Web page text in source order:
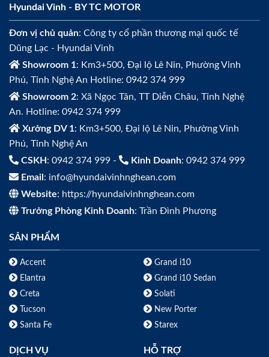
Hyundai Vinh - BY TC MOTOR
Đơn vị chủ quản: Công ty cổ phần thương mại quốc tế
Dũng Lạc - Hyundai Vinh
Showroom 1: Km3+500, Đại lộ Lê Nin, Phường Vinh
Phú, Tỉnh Nghệ An Hotline: 0942 374 999
Showroom 2: Xã Ngọc Tân, TT Diễn Châu, Tỉnh Nghệ
An. Hotline: 0942 374 999
Xưởng DV 1: Km3+500, Đại lộ Lê Nin, Phường Vinh
Phú, Tỉnh Nghệ An
CSKH : 0942 374 999 - Kinh Doanh: 0942 374 999
Email : info@hyundaivinhnghean.com
Website: https://hyundaivinhnghean.com
Trưởng Phòng Kinh Doanh: Trần Đình Phương
SẢN PHẨM
Accent
Elantra
Creta
Tucson
Santa Fe
Grand i10
Grand i10 Sedan
Solati
New Porter
Starex
DỊCH VỤ HỖ TRỢ